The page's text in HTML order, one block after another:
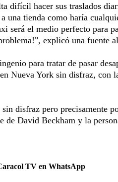
difícil hacer sus traslados
una tienda como haría
será el medio perfecto para
explicó una fuente
para tratar de pasar
Nueva York sin disfraz, con
disfraz pero precisamente
David Beckham y la
TV en WhatsApp